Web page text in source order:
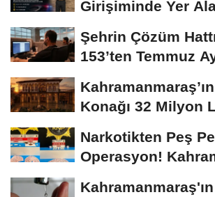
Girişiminde Yer
Şehrin Çözüm
153’ten Temmuz
Konağı 32 Milyon
Narkotikten Peş
Operasyon!